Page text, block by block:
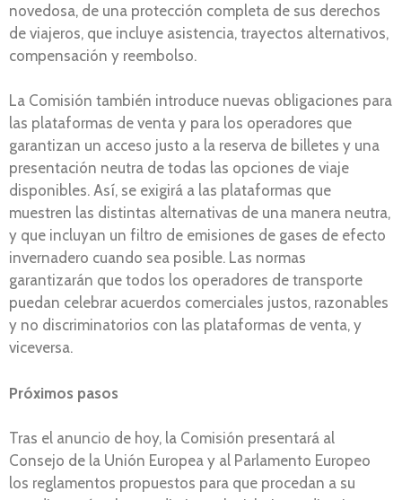
novedosa, de una protección completa de sus derechos
de viajeros, que incluye asistencia, trayectos alternativos,
compensación y reembolso.
La Comisión también introduce nuevas obligaciones para
las plataformas de venta y para los operadores que
garantizan un acceso justo a la reserva de billetes y una
presentación neutra de todas las opciones de viaje
disponibles. Así, se exigirá a las plataformas que
muestren las distintas alternativas de una manera neutra,
y que incluyan un filtro de emisiones de gases de efecto
invernadero cuando sea posible. Las normas
garantizarán que todos los operadores de transporte
puedan celebrar acuerdos comerciales justos, razonables
y no discriminatorios con las plataformas de venta, y
viceversa.
Próximos pasos
Tras el anuncio de hoy, la Comisión presentará al
Consejo de la Unión Europea y al Parlamento Europeo
los reglamentos propuestos para que procedan a su